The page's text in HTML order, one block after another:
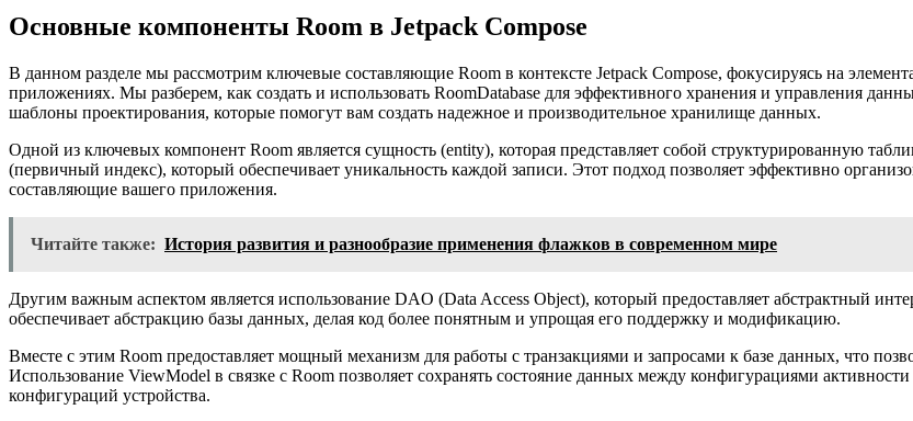
Основные компоненты Room в Jetpack Compose
В данном разделе мы рассмотрим ключевые составляющие Room в контексте Jetpack Compose, фокусируясь на
приложениях. Мы разберем, как создать и использовать RoomDatabase для эффективного хранения и управления
шаблоны проектирования, которые помогут вам создать надежное и производительное хранилище данных.
Одной из ключевых компонент Room является сущность (entity), которая представляет собой структурированную
(первичный индекс), который обеспечивает уникальность каждой записи. Этот подход позволяет эффективно
составляющие вашего приложения.
Читайте также: История развития и разнообразие применения флажков в современном мире
Другим важным аспектом является использование DAO (Data Access Object), который предоставляет абстрактный
обеспечивает абстракцию базы данных, делая код более понятным и упрощая его поддержку и модификацию.
Вместе с этим Room предоставляет мощный механизм для работы с транзакциями и запросами к базе данных, что
Использование ViewModel в связке с Room позволяет сохранять состояние данных между конфигурациями
конфигураций устройства.